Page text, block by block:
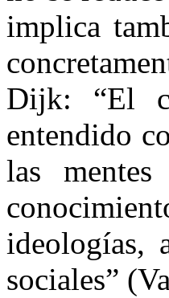
implica
Dijk: “El
entendido
las
ideologías,
sociales”